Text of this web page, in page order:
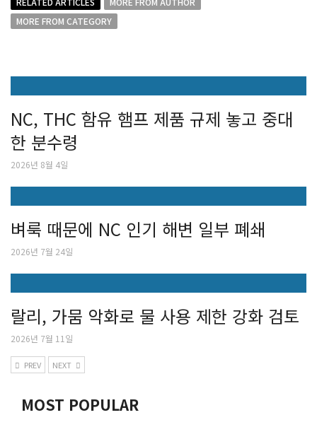
MORE FROM CATEGORY
NC, THC 함유 햄프 제품 규제 놓고 중대
한 분수령
2026년 8월 4일
벼룩 때문에 NC 인기 해변 일부 폐쇄
2026년 7월 24일
랄리, 가뭄 악화로 물 사용 제한 강화 검토
2026년 7월 11일
PREV NEXT
MOST POPULAR